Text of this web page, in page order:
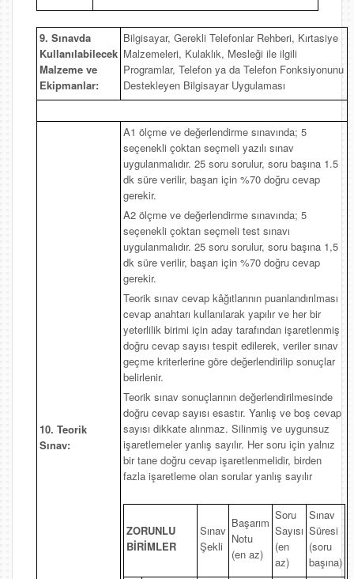
9. Sınavda
Kullanılabilecek
Malzeme ve
Ekipmanlar:
Bilgisayar, Gerekli Telefonlar Rehberi, Kırtasiye
Malzemeleri, Kulaklık, Mesleği ile ilgili
Programlar, Telefon ya da Telefon Fonksiyonunu
Destekleyen Bilgisayar Uygulaması
10. Teorik
Sınav:
A1 ölçme ve değerlendirme sınavında; 5
seçenekli çoktan seçmeli yazılı sınav
uygulanmalıdır. 25 soru sorulur, soru başına 1.5
dk süre verilir, başarı için %70 doğru cevap
gerekir.
A2 ölçme ve değerlendirme sınavında; 5
seçenekli çoktan seçmeli test sınavı
uygulanmalıdır. 25 soru sorulur, soru başına 1,5
dk süre verilir, başarı için %70 doğru cevap
gerekir.
Teorik sınav cevap kâğıtlarının puanlandırılması
cevap anahtarı kullanılarak yapılır ve her bir
yeterlilik birimi için aday tarafından işaretlenmiş
doğru cevap sayısı tespit edilerek, veriler sınav
geçme kriterlerine göre değerlendirilip sonuçlar
belirlenir.
Teorik sınav sonuçlarının değerlendirilmesinde
doğru cevap sayısı esastır. Yanlış ve boş cevap
sayısı dikkate alınmaz. Silinmiş ve uygunsuz
işaretlemeler yanlış sayılır. Her soru için yalnız
bir tane doğru cevap işaretlenmelidir, birden
fazla işaretleme olan sorular yanlış sayılır
ZORUNLU
BİRİMLER
Sınav
Şekli
Başarım
Notu
(en az)
Soru
Sayısı
(en
az)
Sınav
Süresi
(soru
başına)